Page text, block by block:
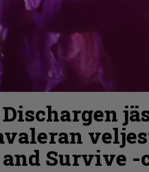
Survive -